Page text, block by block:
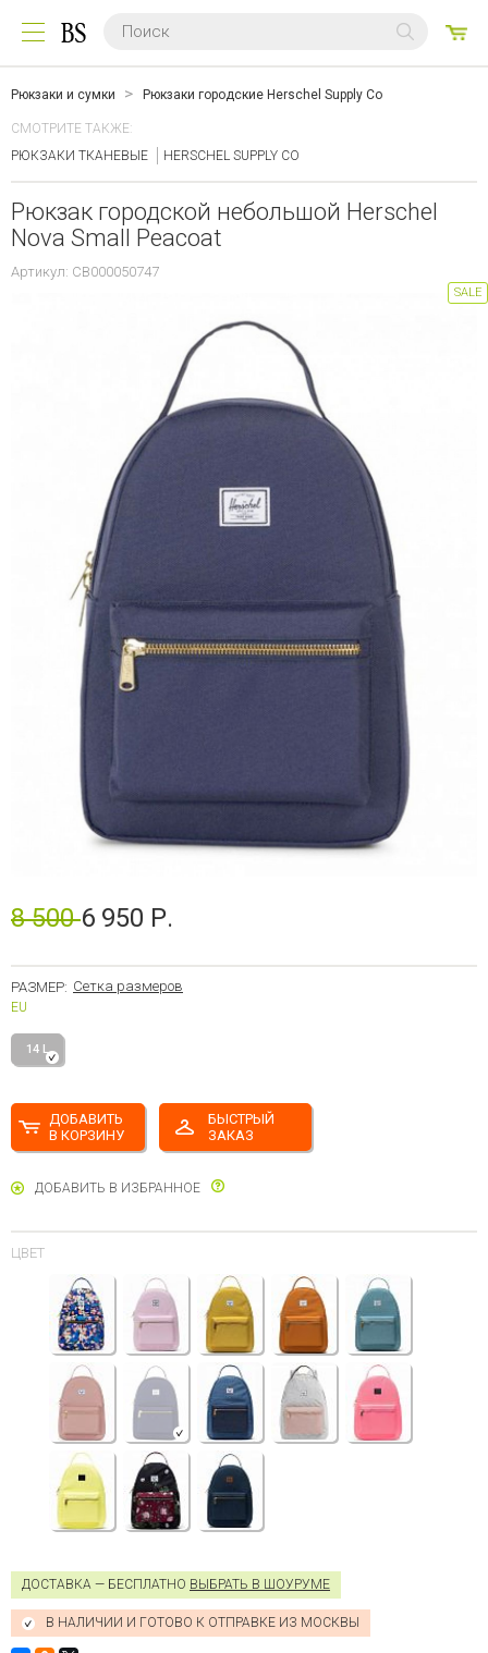
Рюкзаки и сумки Рюкзаки городские Herschel Supply Co
СМОТРИТЕ ТАКЖЕ:
РЮКЗАКИ ТКАНЕВЫЕ
HERSCHEL SUPPLY CO
Рюкзак городской небольшой Herschel
Nova Small Peacoat
Артикул: CB000050747
SALE
8 5006 950 Р.
РАЗМЕР: Сетка размеров
EU
14 L
ДОБАВИТЬ
В КОРЗИНУ
БЫСТРЫЙ
ЗАКАЗ
ДОБАВИТЬ В ИЗБРАННОЕ
ЦВЕТ
ДОСТАВКА — БЕСПЛАТНО ВЫБРАТЬ В ШОУРУМЕ
В НАЛИЧИИ И ГОТОВО К ОТПРАВКЕ ИЗ МОСКВЫ